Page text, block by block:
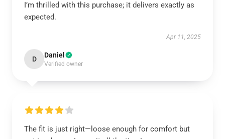
I’m thrilled with this purchase; it delivers exactly as
expected.
Apr 11, 2025
D Daniel
Verified owner
The fit is just right—loose enough for comfort but